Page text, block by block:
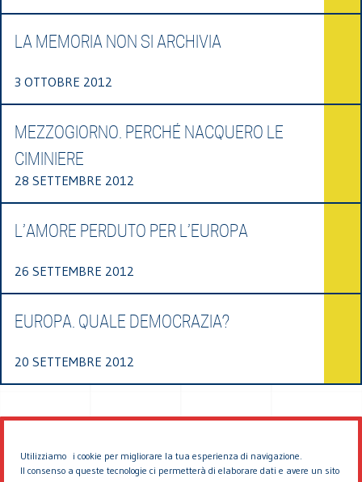
Utilizziamo i cookie per migliorare la tua esperienza di navigazione.
Il consenso a queste tecnologie ci permetterà di elaborare dati e avere un sito
LA MEMORIA NON SI ARCHIVIA
3 OTTOBRE 2012
MEZZOGIORNO. PERCHÉ NACQUERO LE
CIMINIERE
28 SETTEMBRE 2012
L’AMORE PERDUTO PER L’EUROPA
26 SETTEMBRE 2012
EUROPA. QUALE DEMOCRAZIA?
20 SETTEMBRE 2012